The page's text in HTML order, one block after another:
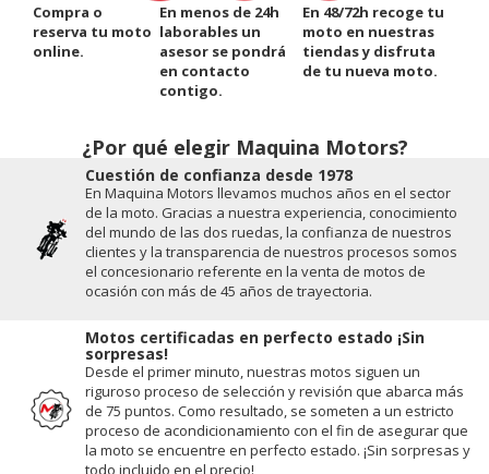
Compra o
reserva tu moto
online.
En menos de 24h
laborables un
asesor se pondrá
en contacto
contigo.
En 48/72h recoge tu
moto en nuestras
tiendas y disfruta
de tu nueva moto.
¿Por qué elegir Maquina Motors?
Cuestión de conﬁanza desde 1978
En Maquina Motors llevamos muchos años en el sector
de la moto. Gracias a nuestra experiencia, conocimiento
del mundo de las dos ruedas, la conﬁanza de nuestros
clientes y la transparencia de nuestros procesos somos
el concesionario referente en la venta de motos de
ocasión con más de 45 años de trayectoria.
Motos certificadas en perfecto estado ¡Sin
sorpresas!
Desde el primer minuto, nuestras motos siguen un
riguroso proceso de selección y revisión que abarca más
de 75 puntos. Como resultado, se someten a un estricto
proceso de acondicionamiento con el fin de asegurar que
la moto se encuentre en perfecto estado. ¡Sin sorpresas y
todo incluido en el precio!